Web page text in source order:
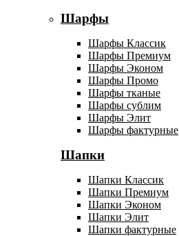
Шарфы
Шарфы Классик
Шарфы Премиум
Шарфы Эконом
Шарфы Промо
Шарфы тканые
Шарфы сублим
Шарфы Элит
Шарфы фактурные
Шапки
Шапки Классик
Шапки Премиум
Шапки Эконом
Шапки Элит
Шапки фактурные